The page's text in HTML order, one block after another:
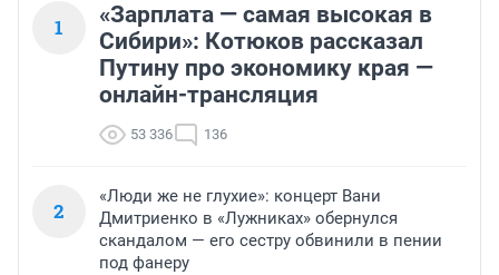
1
«Зарплата — самая высокая в
Сибири»: Котюков рассказал
Путину про экономику края —
онлайн-трансляция
53 336 136
2
«Люди же не глухие»: концерт Вани
Дмитриенко в «Лужниках» обернулся
скандалом — его сестру обвинили в пении
под фанеру